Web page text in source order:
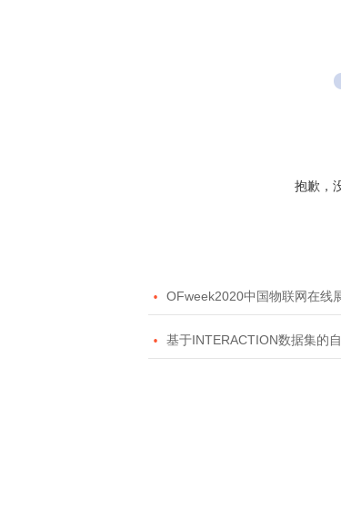
抱歉，
 OFweek2020中国物联网在线
 基于INTERACTION数据集的自动驾驶